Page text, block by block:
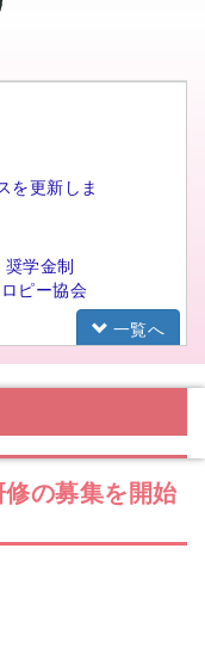
を更新しま
学金制
ピー協会
業 イメー
ザルの実
た。
一覧へ
の募集を開始